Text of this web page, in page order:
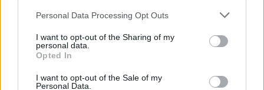
Personal Data Processing Opt Outs
I want to opt-out of the Sharing of my
personal data.
Opted In
I want to opt-out of the Sale of my
Personal Data.
1.000 euro
2024-06-14
Credito d'imposta sugli investimenti pubblicitari
televisive e r